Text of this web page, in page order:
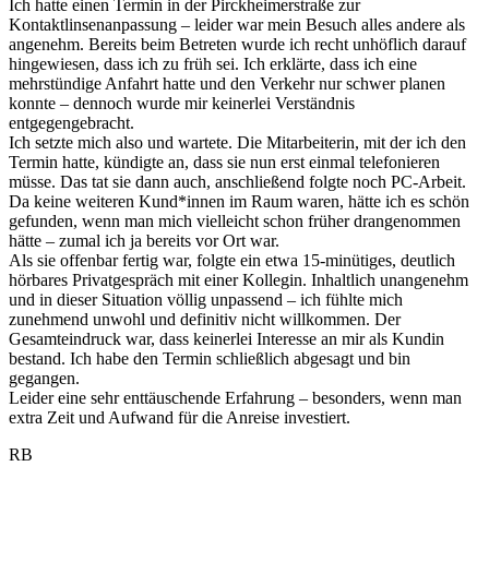
Ich hatte einen Termin in der Pirckheimerstraße zur
Kontaktlinsenanpassung – leider war mein Besuch alles andere als
angenehm. Bereits beim Betreten wurde ich recht unhöflich darauf
hingewiesen, dass ich zu früh sei. Ich erklärte, dass ich eine
mehrstündige Anfahrt hatte und den Verkehr nur schwer planen
konnte – dennoch wurde mir keinerlei Verständnis
entgegengebracht.
Ich setzte mich also und wartete. Die Mitarbeiterin, mit der ich den
Termin hatte, kündigte an, dass sie nun erst einmal telefonieren
müsse. Das tat sie dann auch, anschließend folgte noch PC-Arbeit.
Da keine weiteren Kund*innen im Raum waren, hätte ich es schön
gefunden, wenn man mich vielleicht schon früher drangenommen
hätte – zumal ich ja bereits vor Ort war.
Als sie offenbar fertig war, folgte ein etwa 15-minütiges, deutlich
hörbares Privatgespräch mit einer Kollegin. Inhaltlich unangenehm
und in dieser Situation völlig unpassend – ich fühlte mich
zunehmend unwohl und definitiv nicht willkommen. Der
Gesamteindruck war, dass keinerlei Interesse an mir als Kundin
bestand. Ich habe den Termin schließlich abgesagt und bin
gegangen.
Leider eine sehr enttäuschende Erfahrung – besonders, wenn man
extra Zeit und Aufwand für die Anreise investiert.
RB